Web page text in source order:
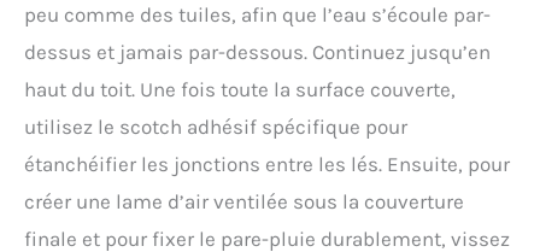
peu comme des tuiles, afin que l’eau s’écoule par-
dessus et jamais par-dessous. Continuez jusqu’en
haut du toit. Une fois toute la surface couverte,
utilisez le scotch adhésif spécifique pour
étanchéifier les jonctions entre les lés. Ensuite, pour
créer une lame d’air ventilée sous la couverture
finale et pour fixer le pare-pluie durablement, vissez